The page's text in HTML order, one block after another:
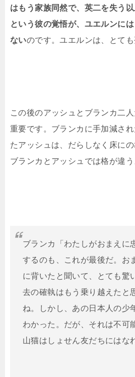
はもう家族同然で、英二を失う
という彼の覚悟が、ユエルンに
ないのです。ユエルンは、とて
この後のアッシュとブランカ二
重要です。ブランカに手加減さ
たアッシュは、だらしなく床に
ブランカとアッシュでは格が違う
ブランカ「わたしがおまえに
するのも、これが最後だ。お
に背いたと聞いて、とても驚
去の確執はもう乗り越えたと
ね。しかし、あの日本人の少
わかった。だが、それは不可
山猫はしょせん友だちにはな